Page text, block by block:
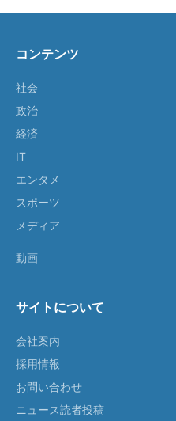
コンテンツ
社会
政治
経済
IT
エンタメ
スポーツ
メディア
動画
サイトについて
会社案内
採用情報
お問い合わせ
ニュース読者投稿